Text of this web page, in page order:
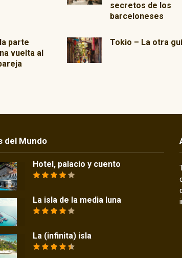
secretos de los
barceloneses
parte
vuelta al
Tokio – La otra
del Mundo
Hotel, palacio y cuento
La isla de la media luna
La (infinita) isla